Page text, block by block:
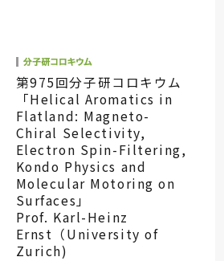
第975回分子研コロキウム
「Helical Aromatics in
Flatland: Magneto-
Chiral Selectivity,
Electron Spin-Filtering,
Kondo Physics and
Molecular Motoring on
Surfaces」
Prof. Karl-Heinz
Ernst（University of
Zurich)